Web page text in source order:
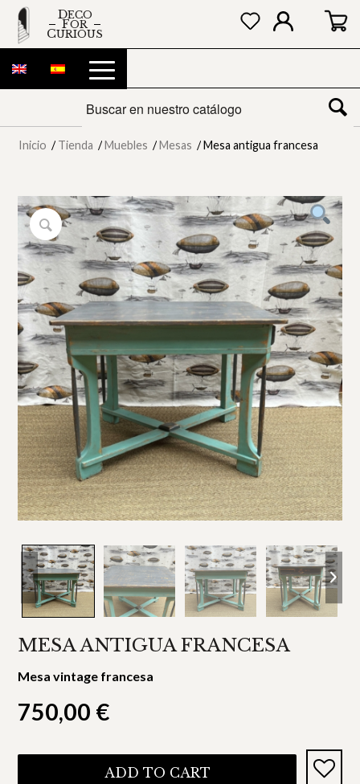
DECO
FOR
CURIOUS
Inicio / Tienda / Muebles / Mesas / Mesa antigua francesa
MESA ANTIGUA FRANCESA
Mesa vintage francesa
750,00 €
ADD TO CART